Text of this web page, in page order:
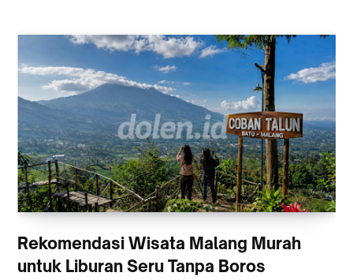
Rekomendasi Wisata Malang Murah
untuk Liburan Seru Tanpa Boros